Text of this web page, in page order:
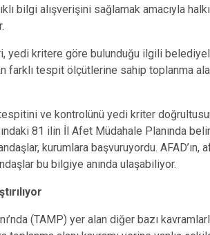
bilgi alışverişini sağlamak amacıyla
yedi kritere göre bulunduğu ilgili
farklı tespit ölçütlerine sahip toplanma
ve kontrolünü yedi kriter
81 ilin İl Afet Müdahale Planında
kurumlara başvuruyordu.
bu bilgiye anında ulaşabiliyor.
(TAMP) yer alan diğer bazı